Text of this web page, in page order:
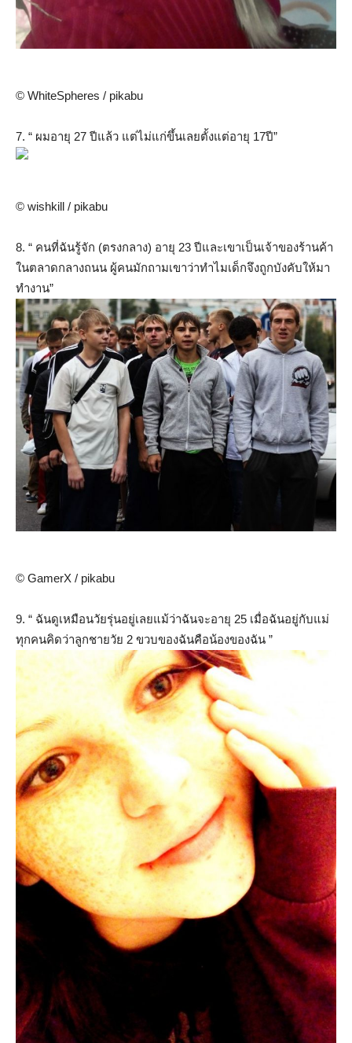
© WhiteSpheres / pikabu
7. “ ผมอายุ 27 ปีแล้ว แต่ไม่แก่ขึ้นเลยตั้งแต่อายุ 17ปี”
© wishkill / pikabu
8. “ คนที่ฉันรู้จัก (ตรงกลาง) อายุ 23 ปีและเขาเป็นเจ้าของร้านค้า
ในตลาดกลางถนน ผู้คนมักถามเขาว่าทำไมเด็กจึงถูกบังคับให้มา
ทำงาน”
© GamerX / pikabu
9. “ ฉันดูเหมือนวัยรุ่นอยู่เลยแม้ว่าฉันจะอายุ 25 เมื่อฉันอยู่กับแม่
ทุกคนคิดว่าลูกชายวัย 2 ขวบของฉันคือน้องของฉัน ”